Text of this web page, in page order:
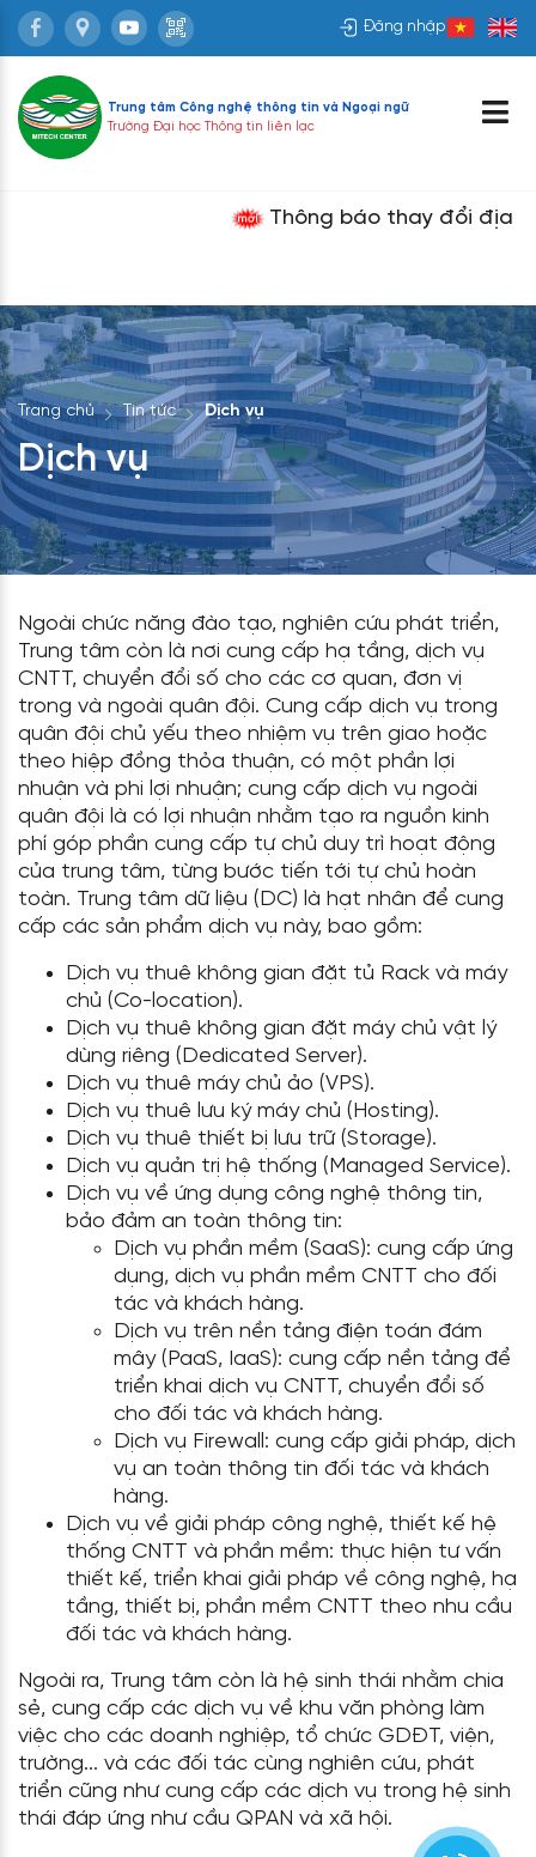
Đăng nhập
Trung tâm Công nghệ thông tin và Ngoại ngữ
Trường Đại học Thông tin liên lạc
Thông báo thay đổi địa chỉ
Trang chủ Tin tức Dịch vụ
Dịch vụ
Ngoài chức năng đào tạo, nghiên cứu phát triển,
Trung tâm còn là nơi cung cấp hạ tầng, dịch vụ
CNTT, chuyển đổi số cho các cơ quan, đơn vị
trong và ngoài quân đội. Cung cấp dịch vụ trong
quân đội chủ yếu theo nhiệm vụ trên giao hoặc
theo hiệp đồng thỏa thuận, có một phần lợi
nhuận và phi lợi nhuận; cung cấp dịch vụ ngoài
quân đội là có lợi nhuận nhằm tạo ra nguồn kinh
phí góp phần cung cấp tự chủ duy trì hoạt động
của trung tâm, từng bước tiến tới tự chủ hoàn
toàn. Trung tâm dữ liệu (DC) là hạt nhân để cung
cấp các sản phẩm dịch vụ này, bao gồm:
Dịch vụ thuê không gian đặt tủ Rack và máy
chủ (Co-location).
Dịch vụ thuê không gian đặt máy chủ vật lý
dùng riêng (Dedicated Server).
Dịch vụ thuê máy chủ ảo (VPS).
Dịch vụ thuê lưu ký máy chủ (Hosting).
Dịch vụ thuê thiết bị lưu trữ (Storage).
Dịch vụ quản trị hệ thống (Managed Service).
Dịch vụ về ứng dụng công nghệ thông tin,
bảo đảm an toàn thông tin:
Dịch vụ phần mềm (SaaS): cung cấp ứng
dụng, dịch vụ phần mềm CNTT cho đối
tác và khách hàng.
Dịch vụ trên nền tảng điện toán đám
mây (PaaS, IaaS): cung cấp nền tảng để
triển khai dịch vụ CNTT, chuyển đổi số
cho đối tác và khách hàng.
Dịch vụ Firewall: cung cấp giải pháp, dịch
vụ an toàn thông tin đối tác và khách
hàng.
Dịch vụ về giải pháp công nghệ, thiết kế hệ
thống CNTT và phần mềm: thực hiện tư vấn
thiết kế, triển khai giải pháp về công nghệ, hạ
tầng, thiết bị, phần mềm CNTT theo nhu cầu
đối tác và khách hàng.
Ngoài ra, Trung tâm còn là hệ sinh thái nhằm chia
sẻ, cung cấp các dịch vụ về khu văn phòng làm
việc cho các doanh nghiệp, tổ chức GDĐT, viện,
trường... và các đối tác cùng nghiên cứu, phát
triển cũng như cung cấp các dịch vụ trong hệ sinh
thái đáp ứng như cầu QPAN và xã hội.